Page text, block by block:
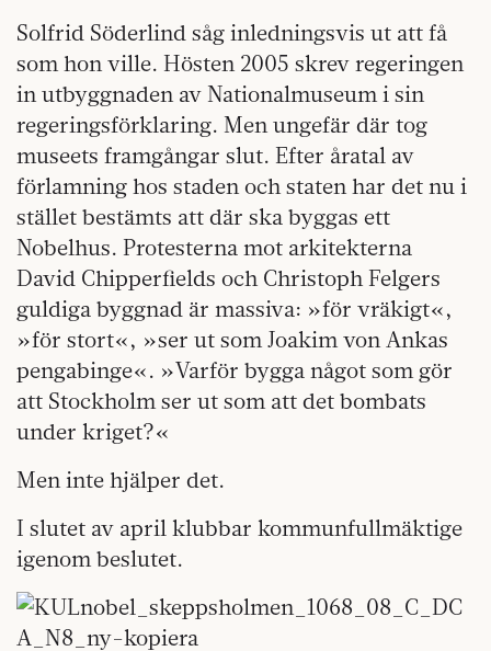
Solfrid Söderlind såg inledningsvis ut att få
som hon ville. Hösten 2005 skrev regeringen
in utbyggnaden av Nationalmuseum i sin
regeringsförklaring. Men ungefär där tog
museets framgångar slut. Efter åratal av
förlamning hos staden och staten har det nu i
stället bestämts att där ska byggas ett
Nobelhus. Protesterna mot arkitekterna
David Chipperfields och Christoph Felgers
guldiga byggnad är massiva: »för vräkigt«,
»för stort«, »ser ut som Joakim von Ankas
pengabinge«. »Varför bygga något som gör
att Stockholm ser ut som att det bombats
under kriget?«
Men inte hjälper det.
I slutet av april klubbar kommunfullmäktige
igenom beslutet.